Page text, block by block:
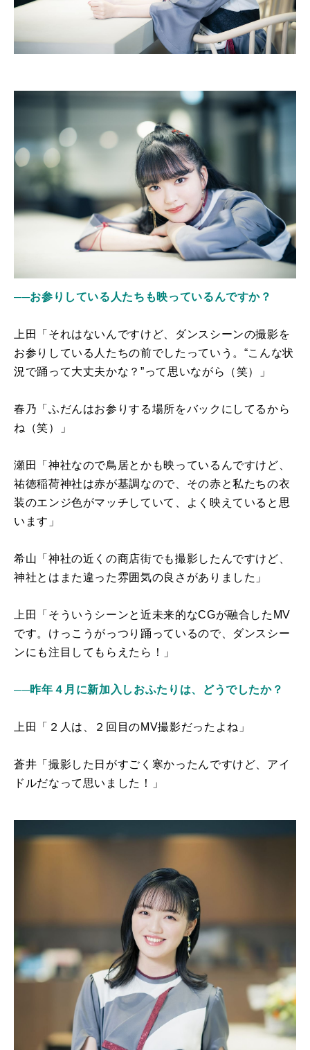
──お参りしている人たちも映っているんですか？
上田「それはないんですけど、ダンスシーンの撮影を
お参りしている人たちの前でしたっていう。“こんな状
況で踊って大丈夫かな？”って思いながら（笑）」
春乃「ふだんはお参りする場所をバックにしてるから
ね（笑）」
瀬田「神社なので鳥居とかも映っているんですけど、
祐徳稲荷神社は赤が基調なので、その赤と私たちの衣
装のエンジ色がマッチしていて、よく映えていると思
います」
希山「神社の近くの商店街でも撮影したんですけど、
神社とはまた違った雰囲気の良さがありました」
上田「そういうシーンと近未来的なCGが融合したMV
です。けっこうがっつり踊っているので、ダンスシー
ンにも注目してもらえたら！」
──昨年４月に新加入しおふたりは、どうでしたか？
上田「２人は、２回目のMV撮影だったよね」
蒼井「撮影した日がすごく寒かったんですけど、アイ
ドルだなって思いました！」